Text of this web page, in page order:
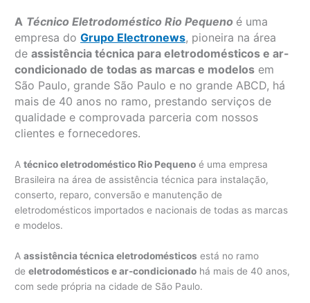
A Técnico Eletrodoméstico Rio Pequeno é uma
empresa doGrupo Electronews, pioneira na área
deassistência técnica para eletrodomésticos e ar-
condicionado de todas as marcas e modelos em
São Paulo, grande São Paulo e no grande ABCD, há
mais de 40 anos no ramo, prestando serviços de
qualidade e comprovada parceria com nossos
clientes e fornecedores.
Atécnico eletrodoméstico Rio Pequeno é uma empresa
Brasileira na área de assistência técnica para instalação,
conserto, reparo, conversão e manutenção de
eletrodomésticos importados e nacionais de todas as marcas
e modelos.
Aassistência técnica eletrodomésticos está no ramo
deeletrodomésticos e ar-condicionado há mais de 40 anos,
com sede própria na cidade de São Paulo.